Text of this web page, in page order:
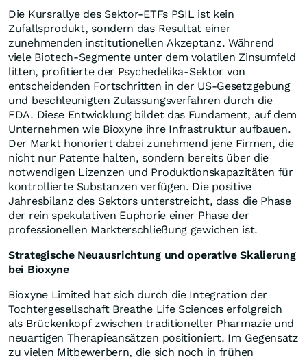
Die Kursrallye des Sektor-ETFs PSIL ist kein
Zufallsprodukt, sondern das Resultat einer
zunehmenden institutionellen Akzeptanz. Während
viele Biotech-Segmente unter dem volatilen Zinsumfeld
litten, profitierte der Psychedelika-Sektor von
entscheidenden Fortschritten in der US-Gesetzgebung
und beschleunigten Zulassungsverfahren durch die
FDA. Diese Entwicklung bildet das Fundament, auf dem
Unternehmen wie Bioxyne ihre Infrastruktur aufbauen.
Der Markt honoriert dabei zunehmend jene Firmen, die
nicht nur Patente halten, sondern bereits über die
notwendigen Lizenzen und Produktionskapazitäten für
kontrollierte Substanzen verfügen. Die positive
Jahresbilanz des Sektors unterstreicht, dass die Phase
der rein spekulativen Euphorie einer Phase der
professionellen Markterschließung gewichen ist.
Strategische Neuausrichtung und operative Skalierung
bei Bioxyne
Bioxyne Limited hat sich durch die Integration der
Tochtergesellschaft Breathe Life Sciences erfolgreich
als Brückenkopf zwischen traditioneller Pharmazie und
neuartigen Therapieansätzen positioniert. Im Gegensatz
zu vielen Mitbewerbern, die sich noch in frühen